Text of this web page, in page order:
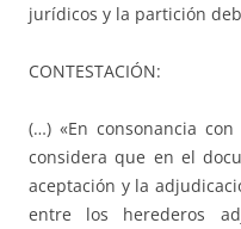
jurídicos y la partición
CONTESTACIÓN:
(…) «En consonancia
considera que en el
aceptación y la
entre los herederos